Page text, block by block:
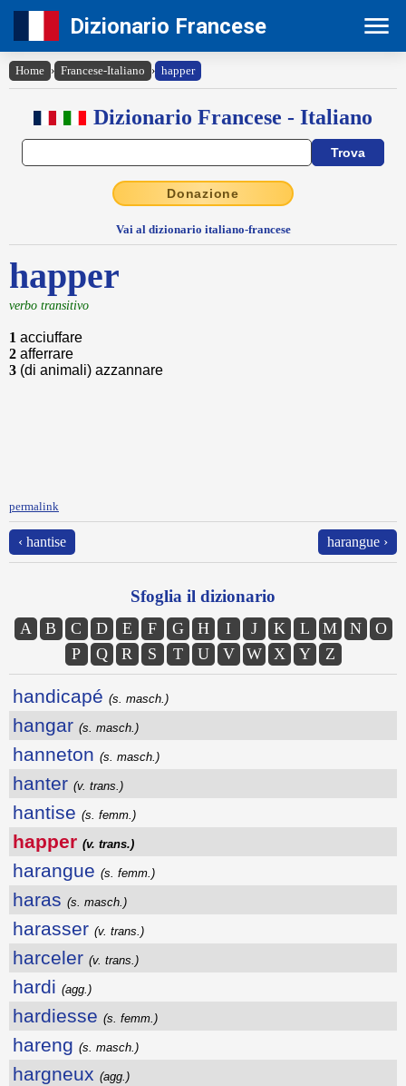
Dizionario Francese
Home › Francese-Italiano › happer
Dizionario Francese - Italiano
Donazione
Vai al dizionario italiano-francese
happer
verbo transitivo
1 acciuffare
2 afferrare
3 (di animali) azzannare
permalink
‹ hantise harangue ›
Sfoglia il dizionario
A B C D E F G H I J K L M N
O
P
Q R S T U V W X Y Z
handicapé (s. masch.)
hangar (s. masch.)
hanneton (s. masch.)
hanter (v. trans.)
hantise (s. femm.)
happer (v. trans.)
harangue (s. femm.)
haras (s. masch.)
harasser (v. trans.)
harceler (v. trans.)
hardi (agg.)
hardiesse (s. femm.)
hareng (s. masch.)
hargneux (agg.)